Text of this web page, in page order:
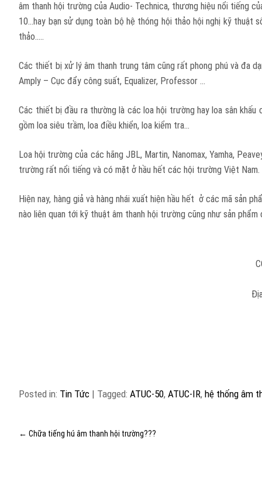
âm thanh hội trường của Audio- Technica, thương hiệu nổi tiếng
10…hay bạn sử dụng toàn bộ hệ thóng hội thảo hội nghị kỹ thuật
thảo…..
Các thiết bị xử lý âm thanh trung tâm cũng rất phong phú và đa
Amply – Cục đẩy công suất, Equalizer, Professor …
Các thiết bị đầu ra thường là các loa hội trường hay loa sân
gồm loa siêu trầm, loa điều khiển, loa kiểm tra…
Loa hội trường của các hãng JBL, Martin, Nanomax, Yamha,
trường rất nổi tiếng và có mặt ở hầu hết các hội trường Việt Nam.
Hiện nay, hàng giả và hàng nhái xuất hiện hầu hết ở các mã sản
nào liên quan tới kỹ thuật âm thanh hội trường cũng như sản phẩm
Posted in: Tin Tức | Tagged:ATUC-50,ATUC-IR,hệ thống âm
← Chữa tiếng hú âm thanh hội trường???